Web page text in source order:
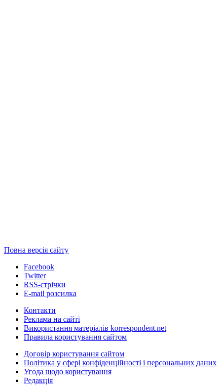
Повна версія сайту
Facebook
Twitter
RSS-стрічки
E-mail розсилка
Контакти
Реклама на сайті
Використання матеріалів korrespondent.net
Правила користування сайтом
Договір користування сайтом
Політика у сфері конфіденційності і персональних даних
Угода щодо користування
Редакція